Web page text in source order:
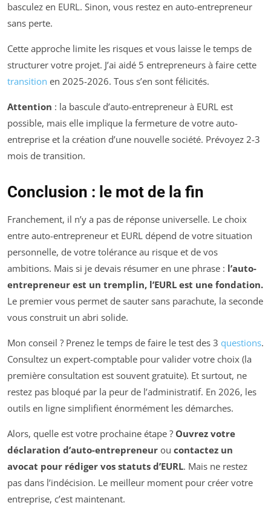
basculez en EURL. Sinon, vous restez en auto-entrepreneur
sans perte.
Cette approche limite les risques et vous laisse le temps de
structurer votre projet. J’ai aidé 5 entrepreneurs à faire cette
transition en 2025-2026. Tous s’en sont félicités.
Attention : la bascule d’auto-entrepreneur à EURL est
possible, mais elle implique la fermeture de votre auto-
entreprise et la création d’une nouvelle société. Prévoyez 2-3
mois de transition.
Conclusion : le mot de la fin
Franchement, il n’y a pas de réponse universelle. Le choix
entre auto-entrepreneur et EURL dépend de votre situation
personnelle, de votre tolérance au risque et de vos
ambitions. Mais si je devais résumer en une phrase : l’auto-
entrepreneur est un tremplin, l’EURL est une fondation.
Le premier vous permet de sauter sans parachute, la seconde
vous construit un abri solide.
Mon conseil ? Prenez le temps de faire le test des 3 questions.
Consultez un expert-comptable pour valider votre choix (la
première consultation est souvent gratuite). Et surtout, ne
restez pas bloqué par la peur de l’administratif. En 2026, les
outils en ligne simplifient énormément les démarches.
Alors, quelle est votre prochaine étape ? Ouvrez votre
déclaration d’auto-entrepreneur ou contactez un
avocat pour rédiger vos statuts d’EURL. Mais ne restez
pas dans l’indécision. Le meilleur moment pour créer votre
entreprise, c’est maintenant.